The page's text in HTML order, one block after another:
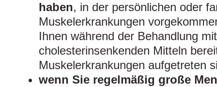
haben, in der persönlichen oder
Muskelerkrankungen
Ihnen während der Behandlung
cholesterinsenkenden Mitteln
Muskelerkrankungen aufgetreten
wenn Sie regelmäßig große